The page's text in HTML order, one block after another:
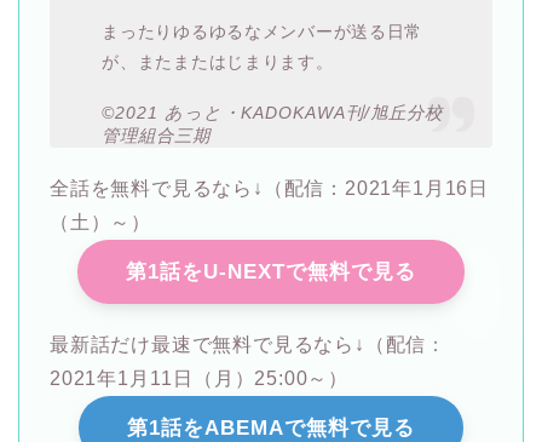
まったりゆるゆるなメンバーが送る日常
が、またまたはじまります。
©2021 あっと・KADOKAWA刊/旭丘分校
管理組合三期
全話を無料で見るなら↓（配信：2021年1月16日
（土）～）
第1話をU-NEXTで無料で見る
最新話だけ最速で無料で見るなら↓（配信：
2021年1月11日（月）25:00～）
第1話をABEMAで無料で見る